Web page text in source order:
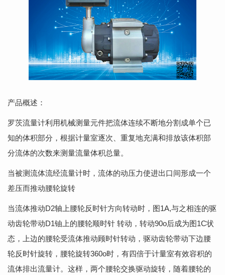
产品概述：
罗茨流量计利用机械测量元件把流体连续不断地分割成单个已
知的体积部分，根据计量室逐次、重复地充满和排放该体积部
分流体的次数来测量流量体积总量。
当被测流体流经流量计时，流体的动压力使进出口间形成一个
差压而推动腰轮旋转
当流体推动D2轴上腰轮反时针方向转动时，图1A,与之相连的驱
动齿轮带动D1铀上的腰轮顺时针 转动，转动90o后成为图1C状
态，上边的腰轮受流体推动顾时针转动，驱动齿轮带动下边腰
轮反时针旋转，腰轮旋转360o时，有四倍于计量室有效容积的
流体排出流量计。这样，两个腰轮交换驱动旋转，随着腰轮的